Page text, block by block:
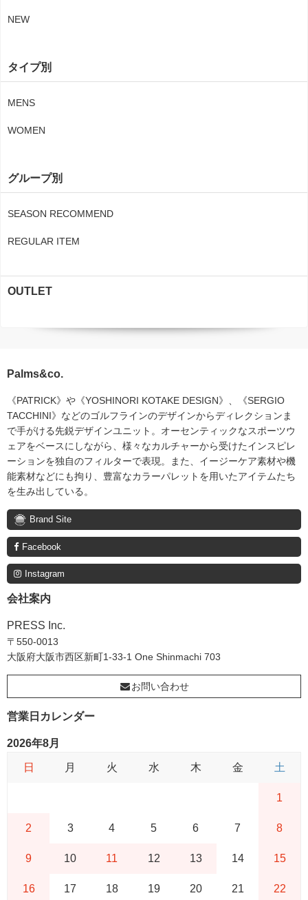
NEW
タイプ別
MENS
WOMEN
グループ別
SEASON RECOMMEND
REGULAR ITEM
OUTLET
Palms&co.
《PATRICK》や《YOSHINORI KOTAKE DESIGN》、《SERGIO
TACCHINI》などのゴルフラインのデザインからディレクションま
で手がける先鋭デザインユニット。オーセンティックなスポーツウ
ェアをベースにしながら、様々なカルチャーから受けたインスピレ
ーションを独自のフィルターで表現。また、イージーケア素材や機
能素材などにも拘り、豊富なカラーパレットを用いたアイテムたち
を生み出している。
Brand Site
Facebook
Instagram
会社案内
PRESS Inc.
〒550-0013
大阪府大阪市西区新町1-33-1 One Shinmachi 703
お問い合わせ
営業日カレンダー
2026年8月
日 月 火 水 木 金 土
1
2 3 4 5 6 7 8
9 10 11 12 13 14 15
16 17 18 19 20 21 22